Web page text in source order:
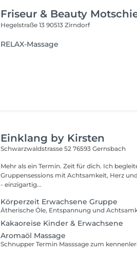
Friseur & Beauty
Hegelstraße 1390513 Zirndorf
RELAX-Massage
Einklang by Kirsten
Schwarzwaldstrasse 5276593 Gernsbach
Mehr als ein Termin. Zeit für dich. Ich begleite dich in Einzel- und
Gruppensessions mit Achtsamkeit, Herz und Intuition.
- einzigartig...
Körperzeit Erwachsene Gruppe
Kakaoreise Kinder & Erwachsene
Aromaöl Massage